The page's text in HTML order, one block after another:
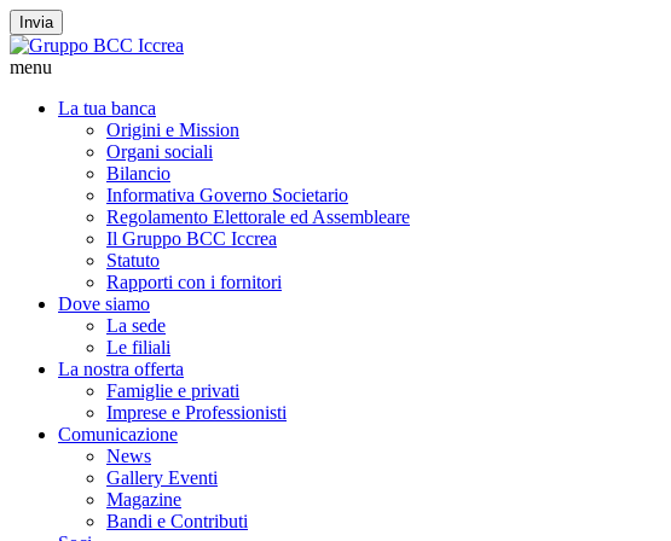
Invia
menu
La tua banca
Origini e Mission
Organi sociali
Bilancio
Informativa Governo Societario
Regolamento Elettorale ed Assembleare
Il Gruppo BCC Iccrea
Statuto
Rapporti con i fornitori
Dove siamo
La sede
Le filiali
La nostra offerta
Famiglie e privati
Imprese e Professionisti
Comunicazione
News
Gallery Eventi
Magazine
Bandi e Contributi